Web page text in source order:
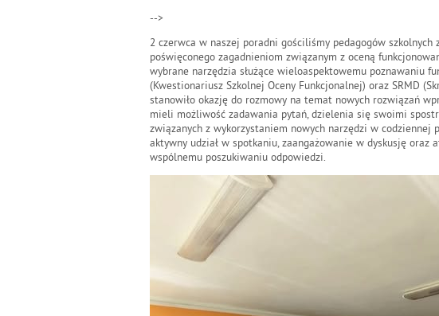
-->
2 czerwca w naszej poradni gościliśmy pedagogów szkolnych
poświęconego zagadnieniom związanym z oceną
wybrane narzędzia służące wieloaspektowemu poznawaniu
(Kwestionariusz Szkolnej Oceny Funkcjonalnej) oraz SRMD
stanowiło okazję do rozmowy na temat nowych rozwiązań
mieli możliwość zadawania pytań, dzielenia się swoimi
związanych z wykorzystaniem nowych narzędzi w codziennej
aktywny udział w spotkaniu, zaangażowanie w dyskusję
wspólnemu poszukiwaniu odpowiedzi.